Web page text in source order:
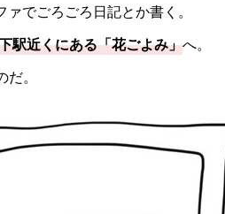
ァでごろごろ日記とか書く。
駅近くにある「花ごよみ」へ。
。